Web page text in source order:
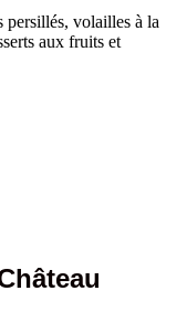
persillés, volailles à la
aux fruits et